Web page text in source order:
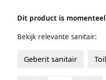
Dit product is
Bekijk relevante sanitair:
Geberit sanitair